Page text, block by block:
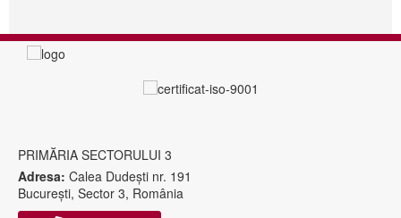
PRIMĂRIA SECTORULUI 3
Adresa: Calea Dudeşti nr. 191
Bucureşti, Sector 3, România